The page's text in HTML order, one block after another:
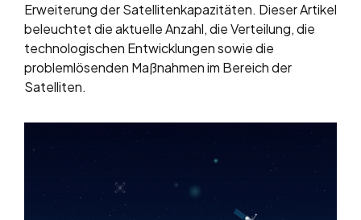
Erweiterung der Satellitenkapazitäten. Dieser Artikel
beleuchtet die aktuelle Anzahl, die Verteilung, die
technologischen Entwicklungen sowie die
problemlösenden Maßnahmen im Bereich der
Satelliten.